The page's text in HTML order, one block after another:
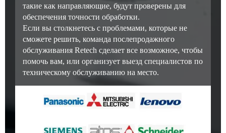
такие как направляющие, будут проверены для
обеспечения точности обработки.
Если вы столкнетесь с проблемами, которые не
сможете решить, команда послепродажного
обслуживания Retech сделает все возможное, чтобы
помочь вам, или организует выезд специалистов по
техническому обслуживанию на место.